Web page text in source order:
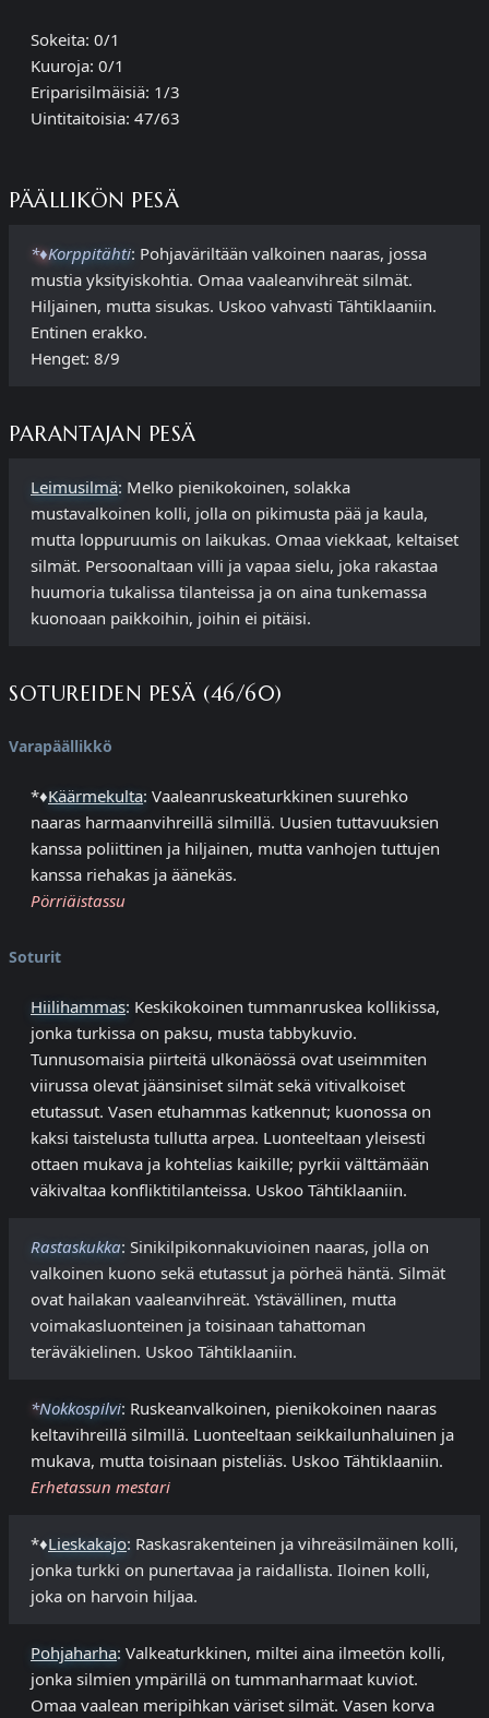
Sokeita: 0/1
Kuuroja: 0/1
Eriparisilmäisiä: 1/3
Uintitaitoisia: 47/63
PÄÄLLIKÖN PESÄ
*♦Korppitähti: Pohjaväriltään valkoinen naaras, jossa
mustia yksityiskohtia. Omaa vaaleanvihreät silmät.
Hiljainen, mutta sisukas. Uskoo vahvasti Tähtiklaaniin.
Entinen erakko.
Henget: 8/9
PARANTAJAN PESÄ
Leimusilmä: Melko pienikokoinen, solakka
mustavalkoinen kolli, jolla on pikimusta pää ja kaula,
mutta loppuruumis on laikukas. Omaa viekkaat, keltaiset
silmät. Persoonaltaan villi ja vapaa sielu, joka rakastaa
huumoria tukalissa tilanteissa ja on aina tunkemassa
kuonoaan paikkoihin, joihin ei pitäisi.
SOTUREIDEN PESÄ (46/60)
Varapäällikkö
*♦Käärmekulta: Vaaleanruskeaturkkinen suurehko
naaras harmaanvihreillä silmillä. Uusien tuttavuuksien
kanssa poliittinen ja hiljainen, mutta vanhojen tuttujen
kanssa riehakas ja äänekäs.
Pörriäistassu
Soturit
Hiilihammas: Keskikokoinen tummanruskea kollikissa,
jonka turkissa on paksu, musta tabbykuvio.
Tunnusomaisia piirteitä ulkonäössä ovat useimmiten
viirussa olevat jäänsiniset silmät sekä vitivalkoiset
etutassut. Vasen etuhammas katkennut; kuonossa on
kaksi taistelusta tullutta arpea. Luonteeltaan yleisesti
ottaen mukava ja kohtelias kaikille; pyrkii välttämään
väkivaltaa konfliktitilanteissa. Uskoo Tähtiklaaniin.
Rastaskukka: Sinikilpikonnakuvioinen naaras, jolla on
valkoinen kuono sekä etutassut ja pörheä häntä. Silmät
ovat hailakan vaaleanvihreät. Ystävällinen, mutta
voimakasluonteinen ja toisinaan tahattoman
teräväkielinen. Uskoo Tähtiklaaniin.
*Nokkospilvi: Ruskeanvalkoinen, pienikokoinen naaras
keltavihreillä silmillä. Luonteeltaan seikkailunhaluinen ja
mukava, mutta toisinaan pisteliäs. Uskoo Tähtiklaaniin.
Erhetassun mestari
*♦Lieskakajo: Raskasrakenteinen ja vihreäsilmäinen kolli,
jonka turkki on punertavaa ja raidallista. Iloinen kolli,
joka on harvoin hiljaa.
Pohjaharha: Valkeaturkkinen, miltei aina ilmeetön kolli,
jonka silmien ympärillä on tummanharmaat kuviot.
Omaa vaalean meripihkan väriset silmät. Vasen korva